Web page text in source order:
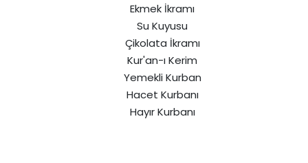
Ekmek İkramı
Su Kuyusu
Çikolata İkramı
Kur'an-ı Kerim
Yemekli Kurban
Hacet Kurbanı
Hayır Kurbanı